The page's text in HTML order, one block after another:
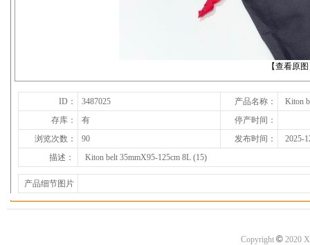
【查看原
下一张
ID： 3487025 产品名称：
Kiton
存库：
有
停产时间：
浏览次数：
90 发布时间：
2025-
描述：
Kiton belt 35mmX95-125cm 8L (15)
产品细节图片
Copyright ©2020